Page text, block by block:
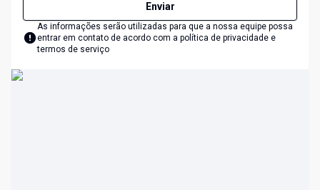
Enviar
As informações serão utilizadas para que a nossa equipe possa
entrar em contato de acordo com a política de privacidade e
termos de serviço